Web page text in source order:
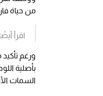
من حياة
اقرأ أيضًا
ورغم
السمات